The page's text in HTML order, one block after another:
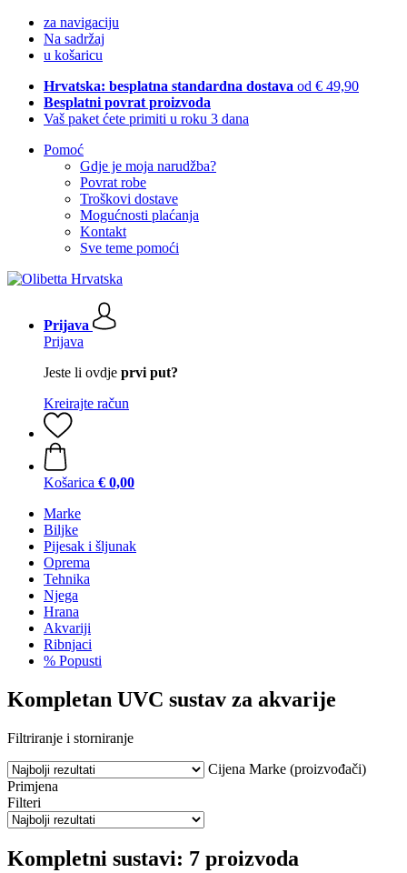
za navigaciju
Na sadržaj
u košaricu
Hrvatska: besplatna standardna dostava od € 49,90
Besplatni povrat proizvoda
Vaš paket ćete primiti u roku 3 dana
Pomoć
Gdje je moja narudžba?
Povrat robe
Troškovi dostave
Mogućnosti plaćanja
Kontakt
Sve teme pomoći
Prijava
Prijava
Jeste li ovdje prvi put?
Kreirajte račun
Košarica € 0,00
Marke
Biljke
Pijesak i šljunak
Oprema
Tehnika
Njega
Hrana
Akvariji
Ribnjaci
% Popusti
Kompletan UVC sustav za akvarije
Filtriranje i storniranje
Cijena Marke (proizvođači)
Primjena
Filteri
Kompletni sustavi: 7 proizvoda